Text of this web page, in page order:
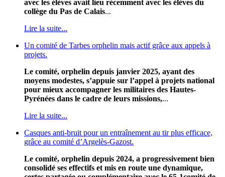
avec les élèves avait lieu récemment avec les élèves du
collège du Pas de Calais...
Lire la suite...
Un comité de Tarbes orphelin mais actif grâce aux appels à
projets.
Le comité, orphelin depuis janvier 2025, ayant des
moyens modestes, s’appuie sur l’appel à projets national
pour mieux accompagner les militaires des Hautes-
Pyrénées dans le cadre de leurs missions,...
Lire la suite...
Casques anti-bruit pour un entraînement au tir plus efficace,
grâce au comité d’Argelès-Gazost.
Le comité, orphelin depuis 2024, a progressivement bien
consolidé ses effectifs et mis en route une dynamique,